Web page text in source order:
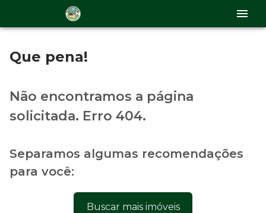
Que pena!
Não encontramos a página
solicitada. Erro 404.
Separamos algumas recomendações
para você:
Buscar mais imóveis